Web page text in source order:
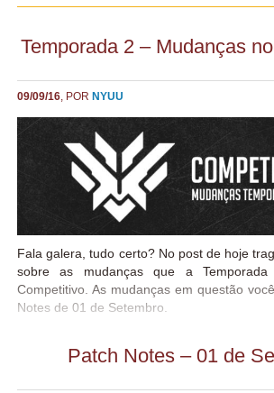
Temporada 2 – Mudanças
09/09/16, POR NYUU
Fala galera, tudo certo? No post de hoje
sobre as mudanças que a
Competitivo. As mudanças em questão
Notes de 01 de Setembro.
Patch Notes – 01 de